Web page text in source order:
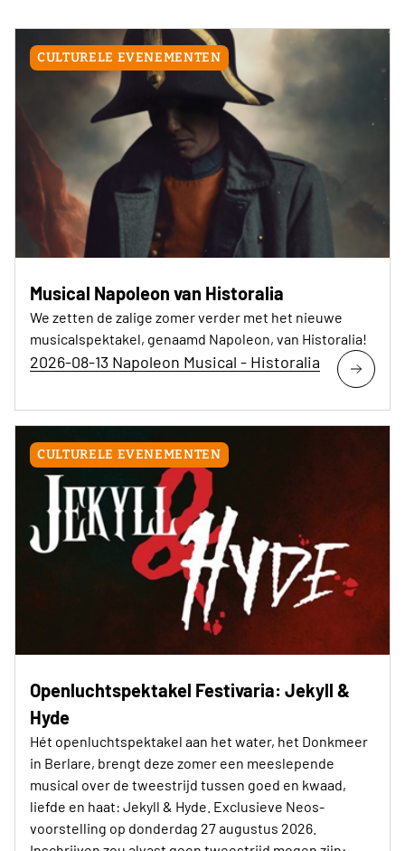
CULTURELE EVENEMENTEN
Musical Napoleon van Historalia
We zetten de zalige zomer verder met het nieuwe
musicalspektakel, genaamd Napoleon, van Historalia!
2026-08-13 Napoleon Musical - Historalia
CULTURELE EVENEMENTEN
Openluchtspektakel Festivaria: Jekyll &
Hyde
Hét openluchtspektakel aan het water, het Donkmeer
in Berlare, brengt deze zomer een meeslepende
musical over de tweestrijd tussen goed en kwaad,
liefde en haat: Jekyll & Hyde. Exclusieve Neos-
voorstelling op donderdag 27 augustus 2026.